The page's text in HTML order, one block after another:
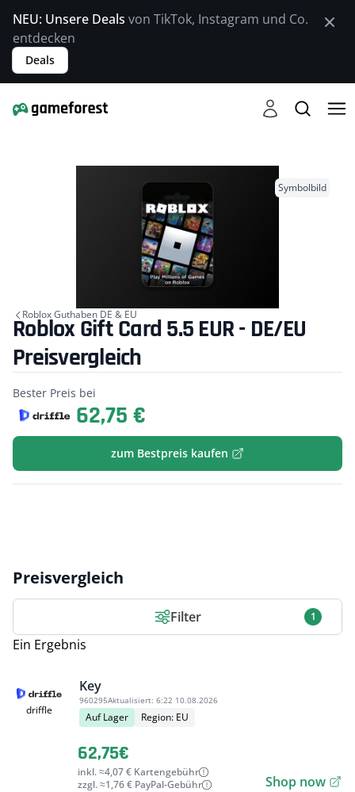
NEU: Unsere Deals von TikTok, Instagram und Co.
entdecken
Deals
Symbolbild
Roblox Guthaben DE & EU
Roblox Gift Card 5.5 EUR - DE/EU
Preisvergleich
Bester Preis bei
62,75 €
zum Bestpreis kaufen
Preisvergleich
Filter 1
Ein Ergebnis
driffle
Key
960295Aktualisiert: 6:22 10.08.2026
Auf Lager Region: EU
62,75€
inkl. ≈4,07 € Kartengebühr
zzgl. ≈1,76 € PayPal-Gebühr
Shop now